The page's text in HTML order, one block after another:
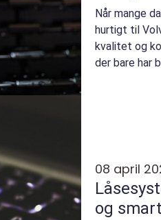
Når mange
hurtigt til
kvalitet og
der bare har
08 april
Låsesystem
og